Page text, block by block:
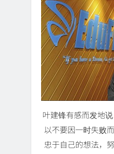
叶建锋有感而发地
以不要因一时失败
忠于自己的想法，